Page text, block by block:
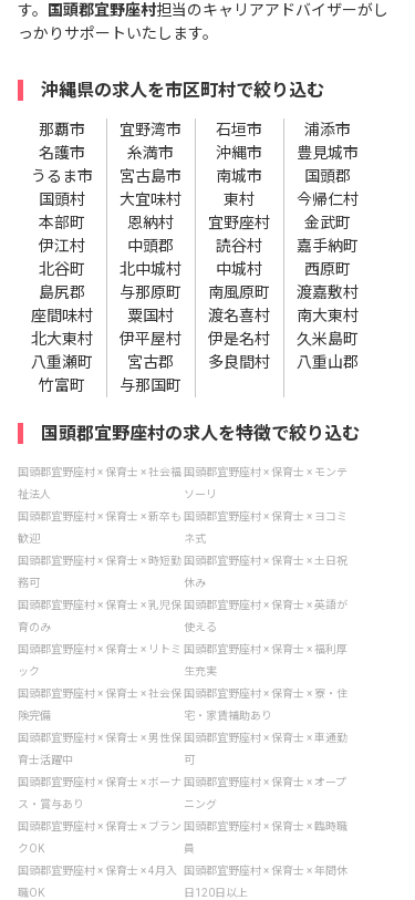
す。
国頭郡宜野座村担当のキャリアアドバイザーがし
っかりサポートいたします。
沖縄県の求人を市区町村で絞り込む
那覇市 宜野湾市 石垣市
浦添市
名護市
糸満市 沖縄市
豊見城市
うるま市
宮古島市 南城市
国頭郡
国頭村
大宜味村 東村
今帰仁村
本部町
恩納村 宜野座村
金武町
伊江村
中頭郡 読谷村
嘉手納町
北谷町
北中城村 中城村
西原町
島尻郡
与那原町 南風原町
渡嘉敷村
座間味村
粟国村 渡名喜村
南大東村
北大東村
伊平屋村 伊是名村
久米島町
八重瀬町
宮古郡 多良間村
八重山郡
竹富町
与那国町
国頭郡宜野座村の求人を特徴で絞り込む
国頭郡宜野座村 × 保育士 × 社会福
祉法人
国頭郡宜野座村 × 保育士 × モンテ
ソーリ
国頭郡宜野座村 × 保育士 × 新卒も
歓迎
国頭郡宜野座村 × 保育士 × ヨコミ
ネ式
国頭郡宜野座村 × 保育士 × 時短勤
務可
国頭郡宜野座村 × 保育士 × 土日祝
休み
国頭郡宜野座村 × 保育士 × 乳児保
育のみ
国頭郡宜野座村 × 保育士 × 英語が
使える
国頭郡宜野座村 × 保育士 × リトミ
ック
国頭郡宜野座村 × 保育士 × 福利厚
生充実
国頭郡宜野座村 × 保育士 × 社会保
険完備
国頭郡宜野座村 × 保育士 × 寮・住
宅・家賃補助あり
国頭郡宜野座村 × 保育士 × 男性保
育士活躍中
国頭郡宜野座村 × 保育士 × 車通勤
可
国頭郡宜野座村 × 保育士 × ボーナ
ス・賞与あり
国頭郡宜野座村 × 保育士 × オープ
ニング
国頭郡宜野座村 × 保育士 × ブラン
クOK
国頭郡宜野座村 × 保育士 × 臨時職
員
国頭郡宜野座村 × 保育士 × 4月入
職OK
国頭郡宜野座村 × 保育士 × 年間休
日120日以上